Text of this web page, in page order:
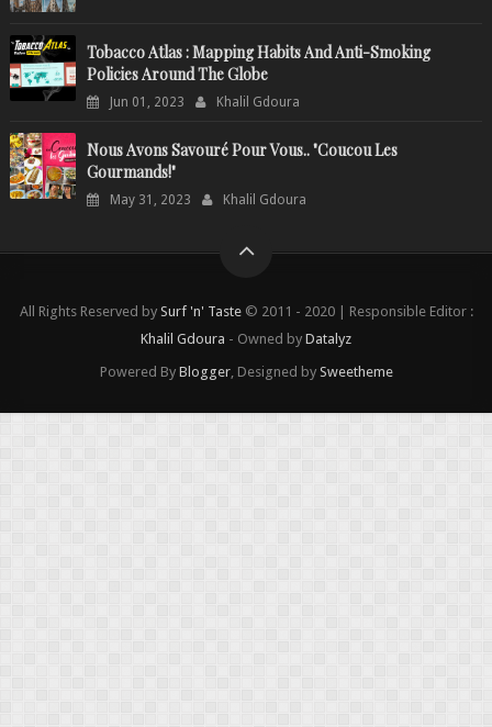
Tobacco Atlas : Mapping Habits And Anti-Smoking
Policies Around The Globe
Jun 01, 2023 Khalil Gdoura
Nous Avons Savouré Pour Vous.. "Coucou Les
Gourmands!"
May 31, 2023 Khalil Gdoura
All Rights Reserved by Surf 'n' Taste© 2011 - 2020 | Responsible Editor :
Khalil Gdoura - Owned by Datalyz
Powered By Blogger, Designed by Sweetheme